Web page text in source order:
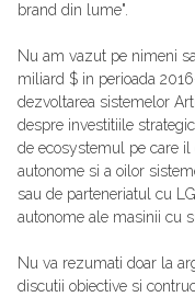
brand din lume".
Nu am vazut pe nimeni
miliard $ in perioada
dezvoltarea sistemelor
despre investitiile
de ecosystemul pe care
autonome si a oilor
sau de parteneriatul cu
autonome ale masinii cu
Nu va rezumati doar la
discutii obiective si